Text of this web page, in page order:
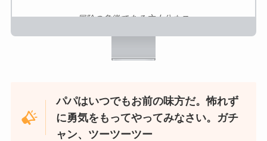
冒険の象徴である主人公ネス
パパはいつでもお前の味方だ。怖れず
に勇気をもってやってみなさい。ガチ
ャン、ツーツーツー